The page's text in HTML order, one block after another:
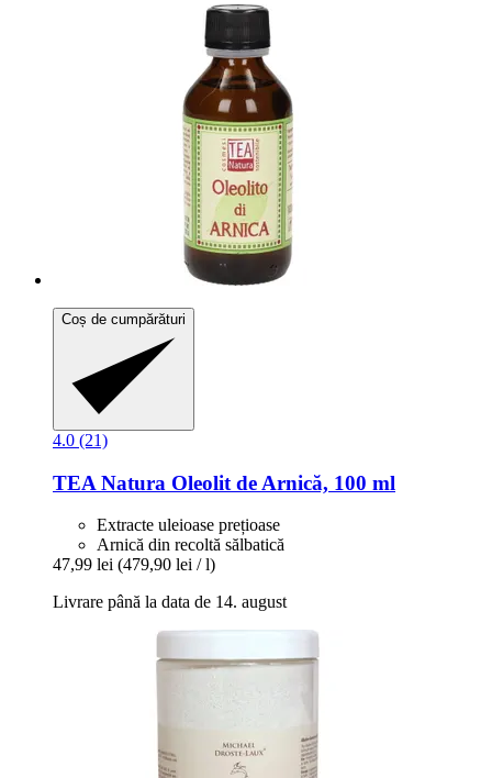
Coș de cumpărături
4.0 (21)
TEA Natura Oleolit de Arnică, 100 ml
Extracte uleioase prețioase
Arnică din recoltă sălbatică
47,99 lei (479,90 lei / l)
Livrare până la data de 14. august